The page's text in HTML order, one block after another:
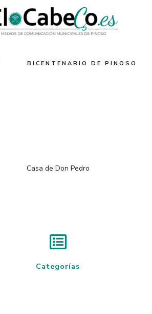
BICENTENARIO DE PINOSO
Casa de Don Pedro
Categorías